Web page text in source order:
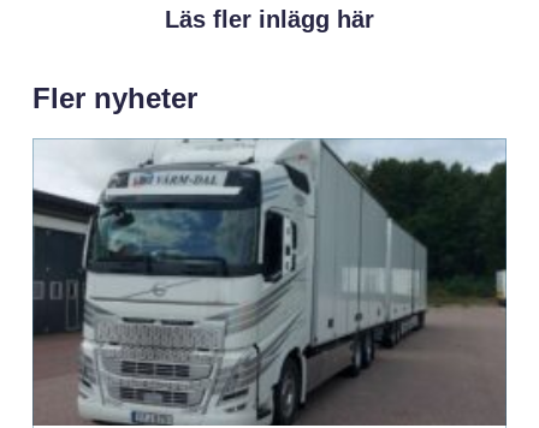
Läs fler inlägg här
Fler nyheter